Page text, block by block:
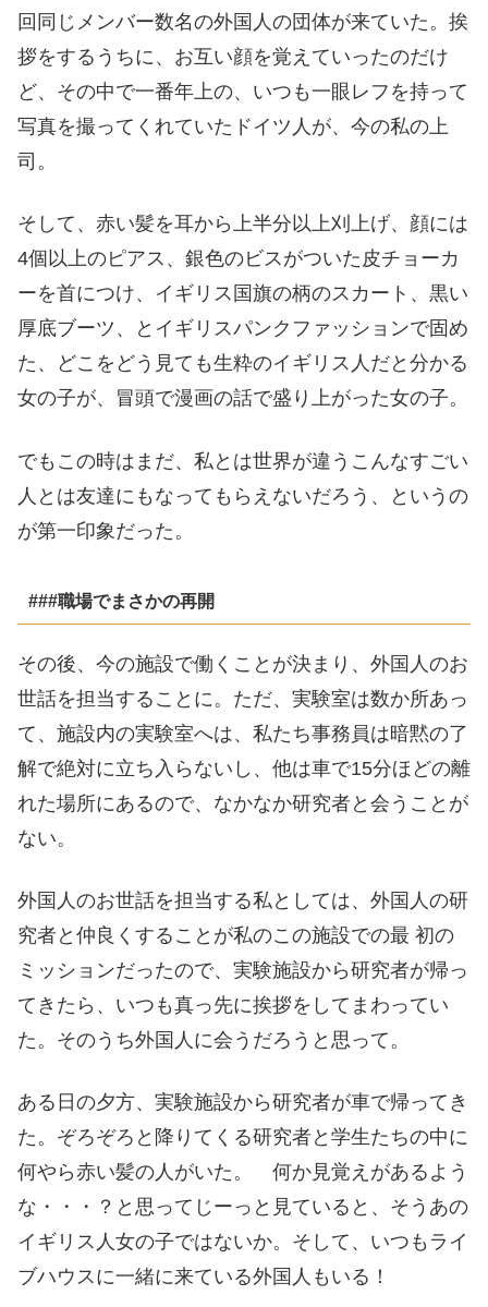
回同じメンバー数名の外国人の団体が来ていた。挨
拶をするうちに、お互い顔を覚えていったのだけ
ど、その中で一番年上の、いつも一眼レフを持って
写真を撮ってくれていたドイツ人が、今の私の上
司。
そして、赤い髪を耳から上半分以上刈上げ、顔には
4個以上のピアス、銀色のビスがついた皮チョーカ
ーを首につけ、イギリス国旗の柄のスカート、黒い
厚底ブーツ、とイギリスパンクファッションで固め
た、どこをどう見ても生粋のイギリス人だと分かる
女の子が、冒頭で漫画の話で盛り上がった女の子。
でもこの時はまだ、私とは世界が違うこんなすごい
人とは友達にもなってもらえないだろう、というの
が第一印象だった。
###職場でまさかの再開
その後、今の施設で働くことが決まり、外国人のお
世話を担当することに。ただ、実験室は数か所あっ
て、施設内の実験室へは、私たち事務員は暗黙の了
解で絶対に立ち入らないし、他は車で15分ほどの離
れた場所にあるので、なかなか研究者と会うことが
ない。
外国人のお世話を担当する私としては、外国人の研
究者と仲良くすることが私のこの施設での最 初の
ミッションだったので、実験施設から研究者が帰っ
てきたら、いつも真っ先に挨拶をしてまわってい
た。そのうち外国人に会うだろうと思って。
ある日の夕方、実験施設から研究者が車で帰ってき
た。ぞろぞろと降りてくる研究者と学生たちの中に
何やら赤い髪の人がいた。 何か見覚えがあるよう
な・・・？と思ってじーっと見ていると、そうあの
イギリス人女の子ではないか。そして、いつもライ
ブハウスに一緒に来ている外国人もいる！